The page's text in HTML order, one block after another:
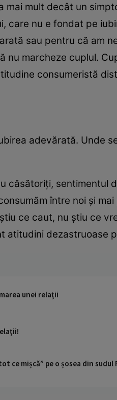
mult decât un
care nu e fondat pe
sau pentru că am
nu marcheze cuplul.
consumeristă
adevărată. Unde
căsătoriţi, sentimentul
între noi şi
ce caut, nu ştiu ce
atitudini dezastruoase
unei relaţii
ce mișcă” pe o șosea din